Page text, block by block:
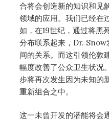
合将会创造新的知识和见
领域的应用。我们已经在
如，在19世纪，通过将黑
分布联系起来，Dr. Snow
间的关系。而这引领伦敦
幅度改善了公众卫生状况
步将再次发生因为未知的
重新组合之中。
这一未曾开发的潜能将会